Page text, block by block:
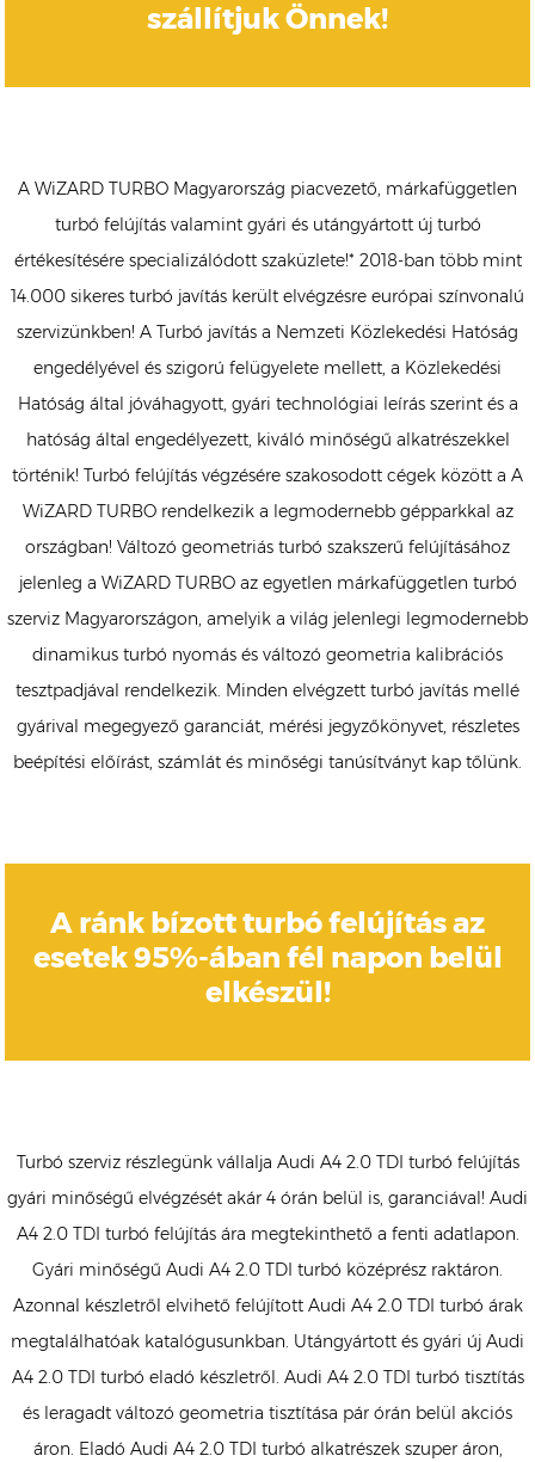
szállítjuk Önnek!
A WiZARD TURBO Magyarország piacvezető, márkafüggetlen
turbó felújítás valamint gyári és utángyártott új turbó
értékesítésére specializálódott szaküzlete!* 2018-ban több mint
14.000 sikeres turbó javítás került elvégzésre európai színvonalú
szervizünkben! A Turbó javítás a Nemzeti Közlekedési Hatóság
engedélyével és szigorú felügyelete mellett, a Közlekedési
Hatóság által jóváhagyott, gyári technológiai leírás szerint és a
hatóság által engedélyezett, kiváló minőségű alkatrészekkel
történik! Turbó felújítás végzésére szakosodott cégek között a A
WiZARD TURBO rendelkezik a legmodernebb gépparkkal az
országban! Változó geometriás turbó szakszerű felújításához
jelenleg a WiZARD TURBO az egyetlen márkafüggetlen turbó
szerviz Magyarországon, amelyik a világ jelenlegi legmodernebb
dinamikus turbó nyomás és változó geometria kalibrációs
tesztpadjával rendelkezik. Minden elvégzett turbó javítás mellé
gyárival megegyező garanciát, mérési jegyzőkönyvet, részletes
beépítési előírást, számlát és minőségi tanúsítványt kap tőlünk.
A ránk bízott turbó felújítás az
esetek 95%-ában fél napon belül
elkészül!
Turbó szerviz részlegünk vállalja Audi A4 2.0 TDI turbó felújítás
gyári minőségű elvégzését akár 4 órán belül is, garanciával! Audi
A4 2.0 TDI turbó felújítás ára megtekinthető a fenti adatlapon.
Gyári minőségű Audi A4 2.0 TDI turbó középrész raktáron.
Azonnal készletről elvihető felújított Audi A4 2.0 TDI turbó árak
megtalálhatóak katalógusunkban. Utángyártott és gyári új Audi
A4 2.0 TDI turbó eladó készletről. Audi A4 2.0 TDI turbó tisztítás
és leragadt változó geometria tisztítása pár órán belül akciós
áron. Eladó Audi A4 2.0 TDI turbó alkatrészek szuper áron,